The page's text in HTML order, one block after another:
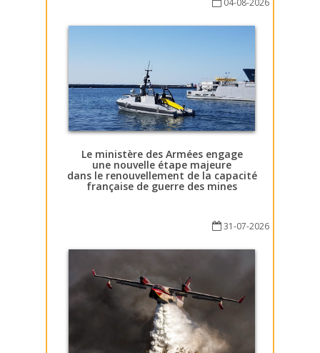
Le ministère des Armées engage
une nouvelle étape majeure
dans le renouvellement de la capacité
française de guerre des mines
31-07-2026